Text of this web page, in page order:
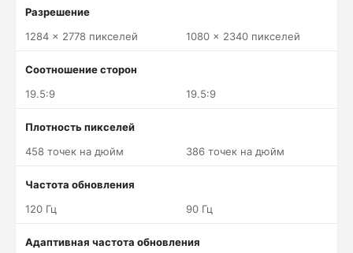
Разрешение
1284 x 2778 пикселей
1080 x 2340 пикселей
Соотношение сторон
19.5:9
19.5:9
Плотность пикселей
458 точек на дюйм
386 точек на дюйм
Частота обновления
120 Гц
90 Гц
Адаптивная частота обновления